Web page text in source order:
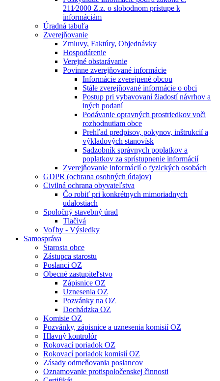
211⁄2000 Z.z. o slobodnom prístupe k
informáciám
Úradná tabuľa
Zverejňovanie
Zmluvy, Faktúry, Objednávky
Hospodárenie
Verejné obstarávanie
Povinne zverejňované informácie
Informácie zverejnené obcou
Stále zverejňované informácie o obci
Postup pri vybavovaní žiadostí návrhov a
iných podaní
Podávanie opravných prostriedkov voči
rozhodnutiam obce
Prehľad predpisov, pokynov, inštrukcií a
výkladových stanovísk
Sadzobník správnych poplatkov a
poplatkov za sprístupnenie informácií
Zverejňovanie informácií o fyzických osobách
GDPR (ochrana osobných údajov)
Civilná ochrana obyvateľstva
Čo robiť pri konkrétnych mimoriadnych
udalostiach
Spoločný stavebný úrad
Tlačivá
Voľby - Výsledky
Samospráva
Starosta obce
Zástupca starostu
Poslanci OZ
Obecné zastupiteľstvo
Zápisnice OZ
Uznesenia OZ
Pozvánky na OZ
Dochádzka OZ
Komisie OZ
Pozvánky, zápisnice a uznesenia komisií OZ
Hlavný kontrolór
Rokovací poriadok OZ
Rokovací poriadok komisií OZ
Zásady odmeňovania poslancov
Oznamovanie protispoločenskej činnosti